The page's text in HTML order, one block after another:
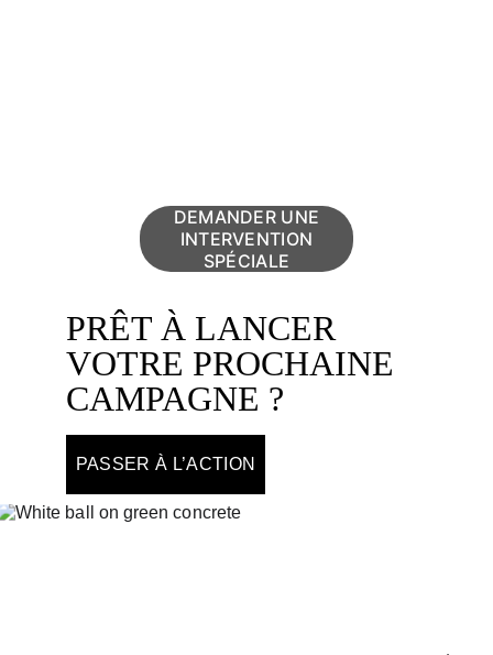
DEMANDER UNE
INTERVENTION
SPÉCIALE
PRÊT À LANCER
VOTRE PROCHAINE
CAMPAGNE ?
PASSER À L’ACTION